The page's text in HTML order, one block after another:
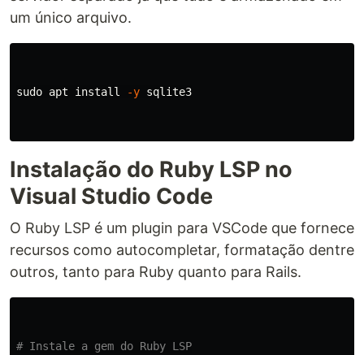
um único arquivo.
sudo apt install -y sqlite3
Instalação do Ruby LSP no
Visual Studio Code
O Ruby LSP é um plugin para VSCode que fornece
recursos como autocompletar, formatação dentre
outros, tanto para Ruby quanto para Rails.
# Instale a gem do Ruby LSP